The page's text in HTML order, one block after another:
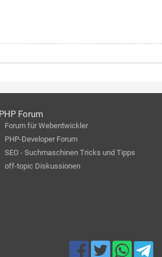
Forum
Forum für Webentwickler
PHP-Developer Forum
SEO - Suchmaschinen Tricks und Tipps
off-topic Diskussionen